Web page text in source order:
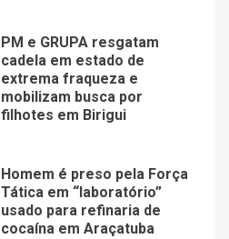
PM e GRUPA resgatam
cadela em estado de
extrema fraqueza e
mobilizam busca por
filhotes em Birigui
Homem é preso pela Força
Tática em “laboratório”
usado para refinaria de
cocaína em Araçatuba